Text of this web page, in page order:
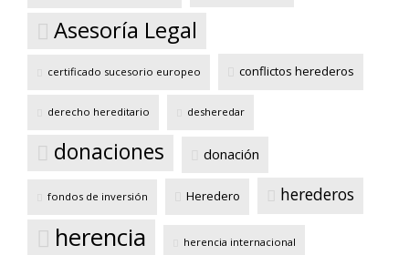
Asesoría Legal
certificado sucesorio europeo conflictos herederos
derecho hereditario desheredar
donaciones donación
fondos de inversión Heredero herederos
herencia herencia internacional